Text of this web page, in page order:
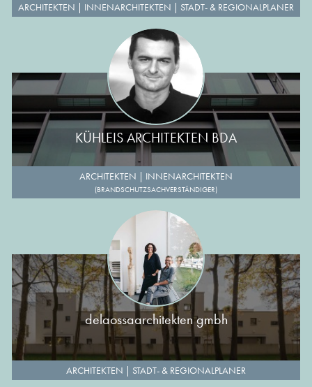
ARCHITEKTEN | INNENARCHITEKTEN | STADT- & REGIONALPLANER
KÜHLEIS ARCHITEKTEN BDA
ARCHITEKTEN | INNENARCHITEKTEN
(BRANDSCHUTZSACHVERSTÄNDIGER)
delaossaarchitekten gmbh
ARCHITEKTEN | STADT- & REGIONALPLANER